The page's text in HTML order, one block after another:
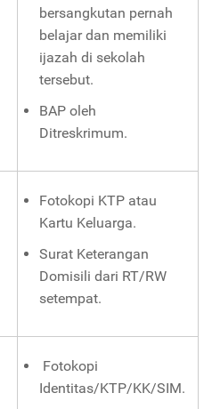
bersangkutan pernah
belajar dan memiliki
ijazah di sekolah
tersebut.
BAP oleh
Ditreskrimum.
Fotokopi KTP atau
Kartu Keluarga.
Surat Keterangan
Domisili dari RT/RW
setempat.
Fotokopi
Identitas/KTP/KK/SIM.